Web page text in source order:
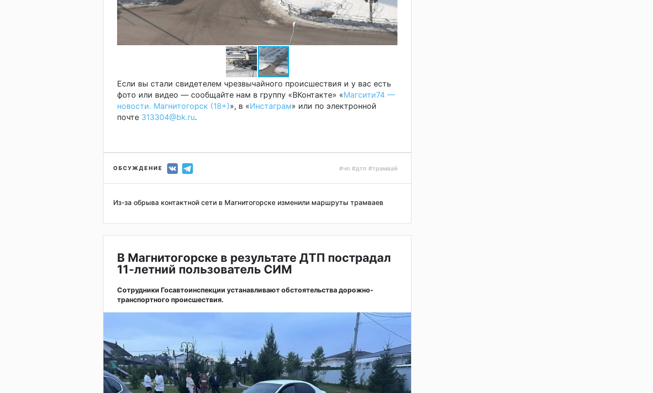
Если вы стали свидетелем чрезвычайного происшествия и у вас есть
фото или видео — сообщайте нам в группу «ВКонтакте» «Магсити74 —
новости. Магнитогорск (18+)», в «Инстаграм» или по электронной
почте 313304@bk.ru.
ОБСУЖДЕНИЕ #чп #дтп #трамвай
Из-за обрыва контактной сети в Магнитогорске изменили маршруты трамваев
В Магнитогорске в результате ДТП пострадал
11-летний пользователь СИМ
Сотрудники Госавтоинспекции устанавливают обстоятельства дорожно-
транспортного происшествия.